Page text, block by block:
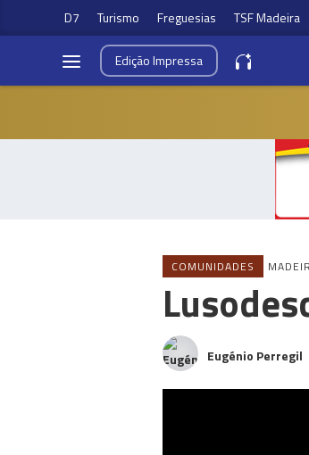
D7 Turismo Freguesias TSF Madeira
EdiçãoImpressa
COMUNIDADES
Eugénio Perregil